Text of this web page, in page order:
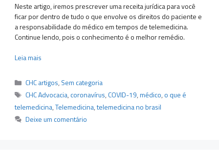
Neste artigo, iremos prescrever uma receita jurídica para você
ficar por dentro de tudo o que envolve os direitos do paciente e
a responsabilidade do médico em tempos de telemedicina.
Continue lendo, pois o conhecimento é o melhor remédio.
Leia mais
Categorias
CHC artigos, Sem categoria
Tags
CHC Advocacia,coronavírus,COVID-19,médico,o que é
telemedicina,Telemedicina,telemedicina no brasil
Deixe um comentário